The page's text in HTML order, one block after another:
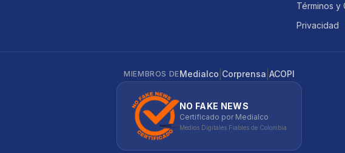
Términos y
Privacidad
MIEMBROS DEMedialco Corprensa ACOPI
NO FAKE NEWS
Certificado por Medialco
Medios Digitales Fiables de Colombia